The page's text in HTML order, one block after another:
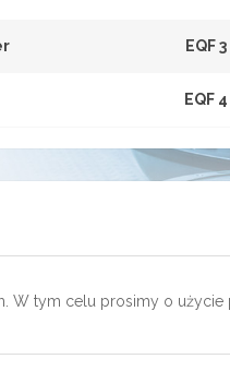
EQF 3
EQF 4
W tym celu prosimy o użycie